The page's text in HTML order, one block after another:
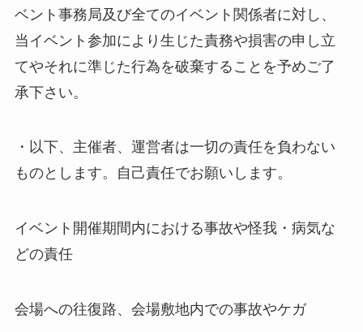
ベント事務局及び全てのイベント関係者に対し、
当イベント参加により生じた責務や損害の申し立
てやそれに準じた行為を破棄することを予めご了
承下さい。
・以下、主催者、運営者は一切の責任を負わない
ものとします。自己責任でお願いします。
イベント開催期間内における事故や怪我・病気な
どの責任
会場への往復路、会場敷地内での事故やケガ